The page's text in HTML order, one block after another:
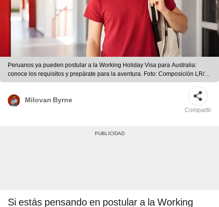
Peruanos ya pueden postular a la Working Holiday Visa para Australia:
conoce los requisitos y prepárate para la aventura. Foto: Composición LR/
Pixabay/ X
Milovan Byrne
Compartir
Si estás pensando en postular a la Working